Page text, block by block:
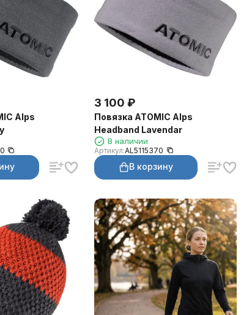
Alps
3 100 ₽
Повязка ATOMIC Alps
Headband Lavendar
В наличии
Артикул:AL5115370
В корзину